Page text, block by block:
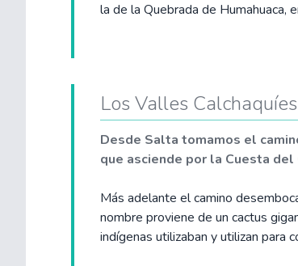
la de la Quebrada de Humahuaca,
Los Valles Calchaquíes
Desde Salta tomamos el
que asciende por la Cuesta
Más adelante el camino
nombre proviene de un cactus
indígenas utilizaban y utilizan para